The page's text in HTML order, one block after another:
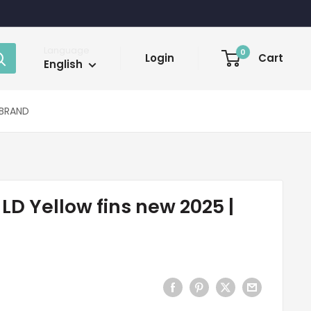
English Login 0 Cart
Yellow fins new 2025 |